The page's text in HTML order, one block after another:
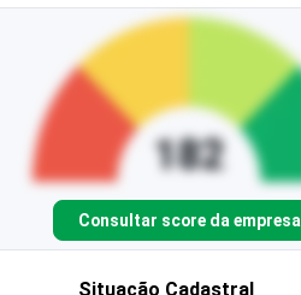
Consultar score da empresa
Situação Cadastral